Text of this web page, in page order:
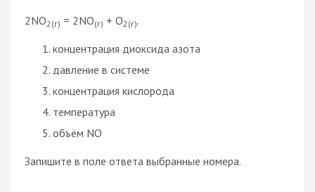
2NO2(г) = 2NO(г) + O2(г).
концентрация диоксида азота
давление в системе
концентрация кислорода
температура
объём NO
Запишите в поле ответа выбранные номера.